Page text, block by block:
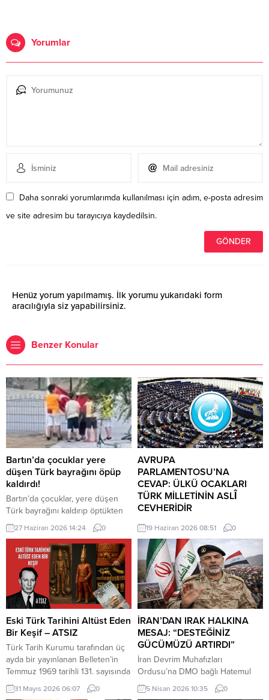
Yorumlar
Daha sonraki yorumlarımda kullanılması için adım, e-posta adresim
ve site adresim bu tarayıcıya kaydedilsin.
Henüz yorum yapılmamış. İlk yorumu yukarıdaki form
aracılığıyla siz yapabilirsiniz.
Benzer Konular
Bartın’da çocuklar yere
düşen Türk bayrağını öpüp
kaldırdı!
Bartın’da çocuklar, yere düşen
Türk bayrağını kaldırıp öptükten
sonra gelen itfaiye ekiplerinin de
yardımıyla göndere çekti. O anlar
cep telefonu kamerası tarafından
kaydedildi. Yerden kaldırıp öptüler
Kemerköprü Mahallesi’nde dün
akşam saatlerinde Cumhuriyet
Parkı içerisindeki direkte bulunan
Türk bayrağı rüzgar nedeniyle
ipinin kopmasıyla yere düştü. Bu
sırada parkta oynayan çocuklar
yere...
27 Haziran 2026 14:24 0
AVRUPA
PARLAMENTOSU’NA
CEVAP: ÜLKÜ OCAKLARI
TÜRK MİLLETİNİN ASLÎ
CEVHERİDİR
MHP milletvekili Prof. Dr. İlyas
Topsakal AB parlamentosuna
cevap verdi: Avrupa
Parlamentosu tarafından 17
Haziran 2026 tarihinde kabul
edilen Türkiye Raporu, teknik bir
ilerleme belgesi olmaktan ziyade,
Türkiye-AB ilişkilerinin gerilimli fay
hatlarını derinleştiren ve
Ankara’nın stratejik özerkliğini
hedef alan bir siyasi pozisyon
belgesi niteliğindedir. Raporun
içeriği, Türkiye’nin iç siyasi
19 Haziran 2026 08:51 0
Eski Türk Tarihini Altüst Eden
Bir Keşif – ATSIZ
Türk Tarih Kurumu tarafından üç
ayda bir yayınlanan Belleten’in
Temmuz 1969 tarihli 131. sayısında
(427. sayfada) «Milâttan Önce IV.
Yüzyıla Ait Türkçe Yazıtlar
31 Mayıs 2026 06:07 0
İRAN’DAN IRAK HALKINA
MESAJ: “DESTEĞİNİZ
GÜCÜMÜZÜ ARTIRDI”
İran Devrim Muhafızları
Ordusu’na DMO bağlı Hatemul
Enbiya Merkez Karargahı
Sözcüsü İbrahim Zülfikari,
5 Nisan 2026 10:35 0